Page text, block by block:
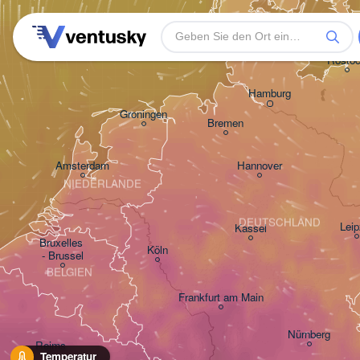
Temperatur
Hamburg
Köln
Bruxelles
- Brussel
Amsterdam
Frankfurt am Main
Bremen
Hannover
Nürnberg
Kassel
Groningen
Reims
DEUTSCHLAND
NIEDERLANDE
BELGIEN